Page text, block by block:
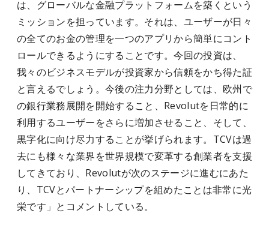
は、グローバルな金融プラットフォームを築くという
ミッションを担っています。それは、ユーザーが日々
の全てのお金の管理を一つのアプリから簡単にコント
ロールできるようにすることです。今回の投資は、
我々のビジネスモデルが投資家から信頼をかち得た証
と言えるでしょう。今後の注力分野としては、欧州で
の銀行業務展開を開始すること、Revolutを日常的に
利用するユーザーをさらに増加させること、そして、
黒字化に向け尽力することが挙げられます。TCVは過
去にも様々な業界を世界規模で変革する創業者を支援
してきており、Revolutが次のステージに進むにあた
り、TCVとパートナーシップを組めたことは非常に光
栄です」とコメントしている。